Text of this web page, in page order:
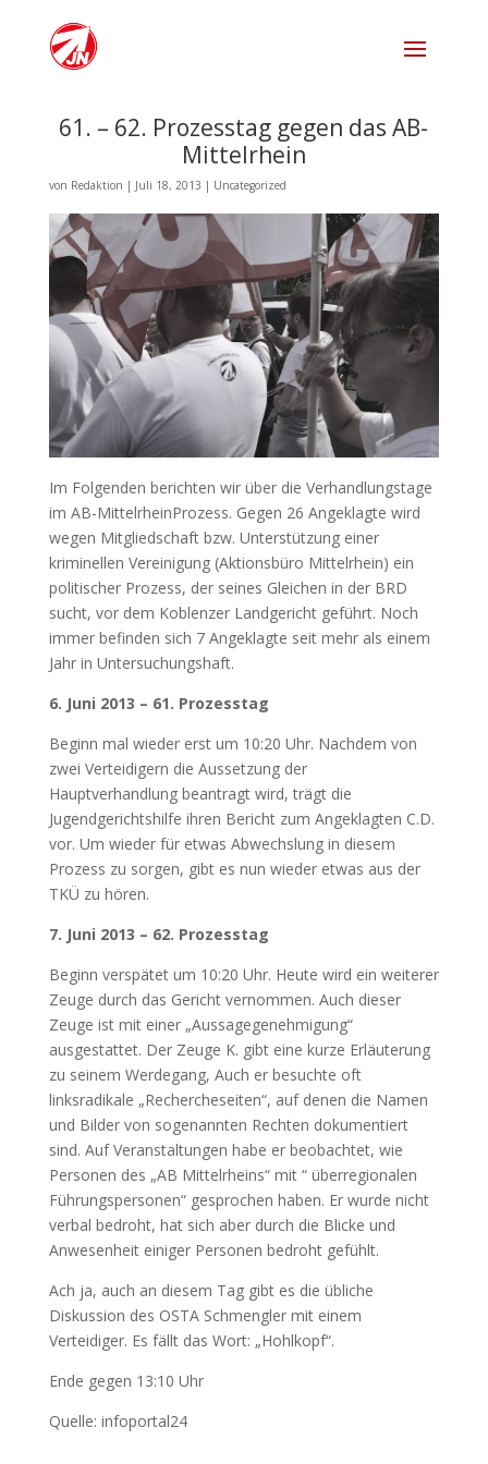
61. – 62. Prozesstag gegen das AB-
Mittelrhein
von Redaktion | Juli 18, 2013 | Uncategorized
Im Folgenden berichten wir über die Verhandlungstage
im AB-MittelrheinProzess. Gegen 26 Angeklagte wird
wegen Mitgliedschaft bzw. Unterstützung einer
kriminellen Vereinigung (Aktionsbüro Mittelrhein) ein
politischer Prozess, der seines Gleichen in der BRD
sucht, vor dem Koblenzer Landgericht geführt. Noch
immer befinden sich 7 Angeklagte seit mehr als einem
Jahr in Untersuchungshaft.
6. Juni 2013 – 61. Prozesstag
Beginn mal wieder erst um 10:20 Uhr. Nachdem von
zwei Verteidigern die Aussetzung der
Hauptverhandlung beantragt wird, trägt die
Jugendgerichtshilfe ihren Bericht zum Angeklagten C.D.
vor. Um wieder für etwas Abwechslung in diesem
Prozess zu sorgen, gibt es nun wieder etwas aus der
TKÜ zu hören.
7. Juni 2013 – 62. Prozesstag
Beginn verspätet um 10:20 Uhr. Heute wird ein weiterer
Zeuge durch das Gericht vernommen. Auch dieser
Zeuge ist mit einer „Aussagegenehmigung“
ausgestattet. Der Zeuge K. gibt eine kurze Erläuterung
zu seinem Werdegang, Auch er besuchte oft
linksradikale „Rechercheseiten“, auf denen die Namen
und Bilder von sogenannten Rechten dokumentiert
sind. Auf Veranstaltungen habe er beobachtet, wie
Personen des „AB Mittelrheins“ mit “ überregionalen
Führungspersonen“ gesprochen haben. Er wurde nicht
verbal bedroht, hat sich aber durch die Blicke und
Anwesenheit einiger Personen bedroht gefühlt.
Ach ja, auch an diesem Tag gibt es die übliche
Diskussion des OSTA Schmengler mit einem
Verteidiger. Es fällt das Wort: „Hohlkopf“.
Ende gegen 13:10 Uhr
Quelle: infoportal24